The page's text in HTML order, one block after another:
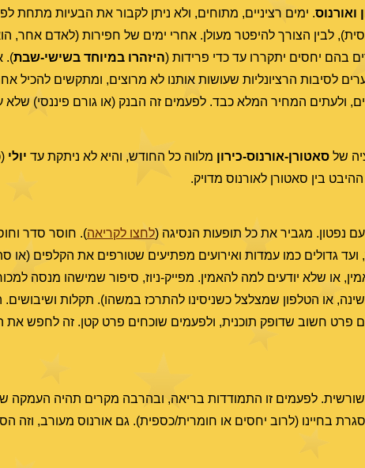
ואורנוס. ימים רציניים, מתוחים, ולא ניתן לקבור את הבעיות מתחת
לבין הצורך להיפטר מעולן. אחרי ימים של חפירות (לאדם אחר,
בהם יחסים יתקררו עד כדי פרידות (היזהרו במיוחד בשישי-שבת).
לסיבות הרציונליות שעושות אותנו לא מרוצים, ומתקשים להכיל
ולעתים המחיר המלא כבד. לפעמים זה הבנק (או גורם פיננסי) שלא
של סאטורן-אורנוס-כירון מלווה כל החודש, והיא לא ניתקת עד יולי
ההיבט בין סאטורן לאורנוס מדויק.
נפטון. מגביר את כל תופעות הנסיגה (לחצו לקריאה). חוסר סדר
גדולים כמו עמדות ואירועים מפתיעים שטורפים את הקלפים (או
או שלא יודעים למה להאמין. מפייק-ניוז, סיפור שמישהו מנסה
או הטלפון שמצלצל כשניסינו להתרכז במשהו). תקלות ושיבושים.
פרט חשוב שדופק תוכנית, ולפעמים שוכחים פרט קטן. זה לחפש
ושורשית. לפעמים זו התמודדות בריאה, ובהרבה מקרים תהיה העמקה
בחיינו (לרוב יחסים או חומרית/כספית). גם אורנוס מעורב, וזה